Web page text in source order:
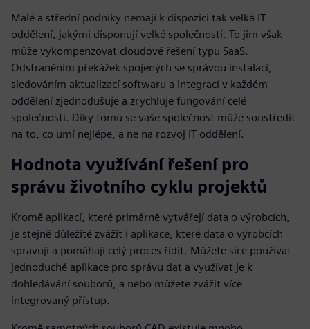
Malé a střední podniky nemají k dispozici tak velká IT
oddělení, jakými disponují velké společnosti. To jim však
může vykompenzovat cloudové řešení typu SaaS.
Odstraněním překážek spojených se správou instalací,
sledováním aktualizací softwaru a integrací v každém
oddělení zjednodušuje a zrychluje fungování celé
společnosti. Díky tomu se vaše společnost může soustředit
na to, co umí nejlépe, a ne na rozvoj IT oddělení.
Hodnota využívání řešení pro
správu životního cyklu projektů
Kromě aplikací, které primárně vytvářejí data o výrobcích,
je stejně důležité zvážit i aplikace, které data o výrobcích
spravují a pomáhají celý proces řídit. Můžete sice používat
jednoduché aplikace pro správu dat a využívat je k
dohledávání souborů, a nebo můžete zvážit více
integrovaný přístup.